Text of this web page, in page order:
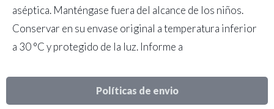
Políticas de envio
aséptica. Manténgase fuera del alcance de los niños.
Conservar en su envase original a temperatura inferior
a 30 °C y protegido de la luz. Informe a